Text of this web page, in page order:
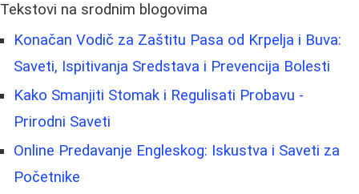
Tekstovi na srodnim blogovima
Konačan Vodič za Zaštitu Pasa od Krpelja i Buva:
Saveti, Ispitivanja Sredstava i Prevencija Bolesti
Kako Smanjiti Stomak i Regulisati Probavu -
Prirodni Saveti
Online Predavanje Engleskog: Iskustva i Saveti za
Početnike